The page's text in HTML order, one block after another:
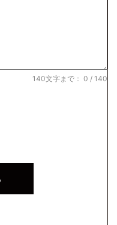
140文字まで： 0 / 140